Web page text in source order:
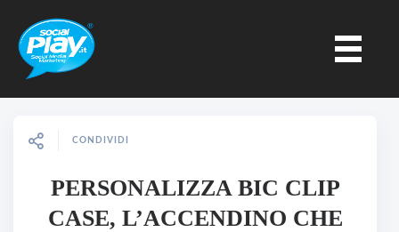
CONDIVIDI
PERSONALIZZA BIC CLIP
CASE, L’ACCENDINO CHE